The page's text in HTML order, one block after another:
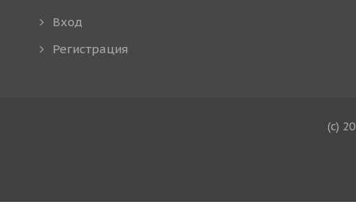
Вход
Регистрация
(c)